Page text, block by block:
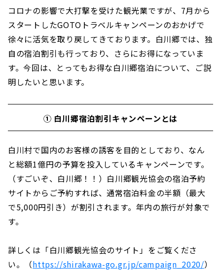
コロナの影響で大打撃を受けた観光業ですが、7月から
スタートしたGOTOトラベルキャンペーンのおかげで
徐々に活気を取り戻してきております。白川郷では、独
自の宿泊割引も行っており、さらにお得になっていま
す。今回は、とってもお得な白川郷宿泊について、ご説
明したいと思います。
① 白川郷宿泊割引キャンペーンとは
白川村で国内のお客様の誘客を目的としており、なん
と総額1億円の予算を投入しているキャンペーンです。
（すごいぞ、白川郷！！）白川郷観光協会の宿泊予約
サイトからご予約すれば、通常宿泊料金の半額（最大
で5,000円引き）が割引されます。年内の旅行が対象で
す。
詳しくは「白川郷観光協会のサイト」をご覧くださ
い。（https://shirakawa-go.gr.jp/campaign_2020/）